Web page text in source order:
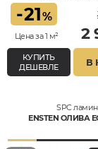
-21%
Цена за 1 м² 2
КУПИТЬ
ДЕШЕВЛЕ
В
SPC
ENSTEN ОЛИВА